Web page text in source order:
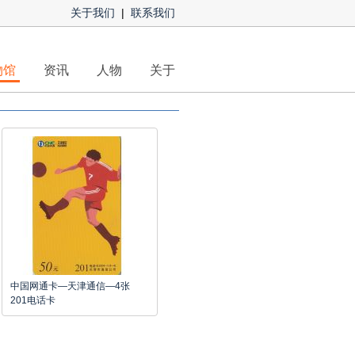
关于我们 | 联系我们
馆 资讯 人物 关于
中国网通卡—天津通信—4张
201电话卡